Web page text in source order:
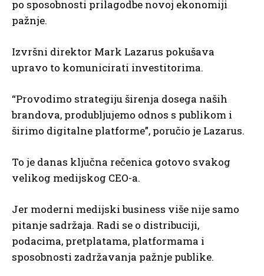
po sposobnosti prilagodbe novoj ekonomiji
pažnje.
Izvršni direktor Mark Lazarus pokušava
upravo to komunicirati investitorima.
“Provodimo strategiju širenja dosega naših
brandova, produbljujemo odnos s publikom i
širimo digitalne platforme”, poručio je Lazarus.
To je danas ključna rečenica gotovo svakog
velikog medijskog CEO-a.
Jer moderni medijski business više nije samo
pitanje sadržaja. Radi se o distribuciji,
podacima, pretplatama, platformama i
sposobnosti zadržavanja pažnje publike.